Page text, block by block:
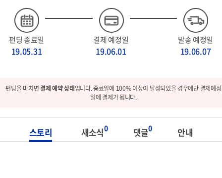
펀딩 종료일
19.05.31
결제 예정일
19.06.01
발송 예정일
19.06.07
펀딩을 마치면결제 예약 상태입니다. 종료일에 100% 이상이 달성되었을 경우에만 결제예정
일에 결제가 됩니다.
스토리 새소식0 댓글0 안내